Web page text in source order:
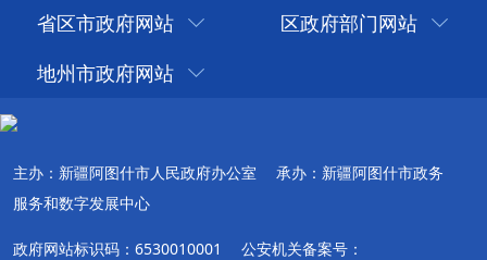
省区市政府网站
区政府部门网站
地州市政府网站
主办：新疆阿图什市人民政府办公室
承办：新疆阿图什市政务
服务和数字发展中心
政府网站标识码：6530010001 公安机关备案号：